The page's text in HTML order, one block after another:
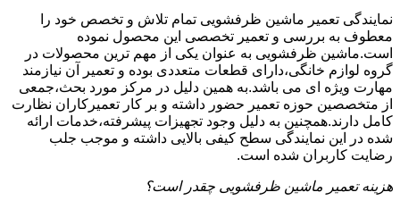
نمایندگی تعمیر ماشین ظرفشویی تمام تلاش و تخصص خود را
معطوف به بررسی و تعمیر تخصصی این محصول نموده
است.ماشین ظرفشویی به عنوان یکی از مهم ترین محصولات در
گروه لوازم خانگی،دارای قطعات متعددی بوده و تعمیر آن نیازمند
مهارت ویژه ای می باشد.به همین دلیل در مرکز مورد بحث،جمعی
از متخصصین حوزه تعمیر حضور داشته و بر کار تعمیرکاران نظارت
کامل دارند.همچنین به دلیل وجود تجهیزات پیشرفته،خدمات ارائه
شده در این نمایندگی سطح کیفی بالایی داشته و موجب جلب
رضایت کاربران شده است.
هزینه تعمیر ماشین ظرفشویی چقدر است؟